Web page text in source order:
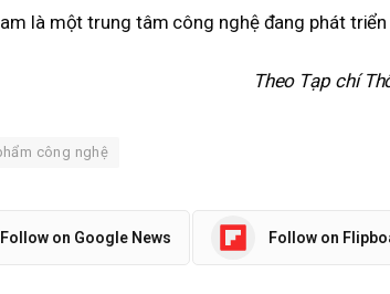
là một trung tâm công nghệ đang phát
Theo Tạp chí
công nghệ
Follow on Google News Follow on